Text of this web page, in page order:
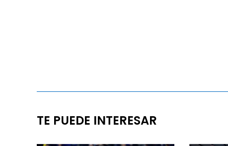
TE PUEDE INTERESAR